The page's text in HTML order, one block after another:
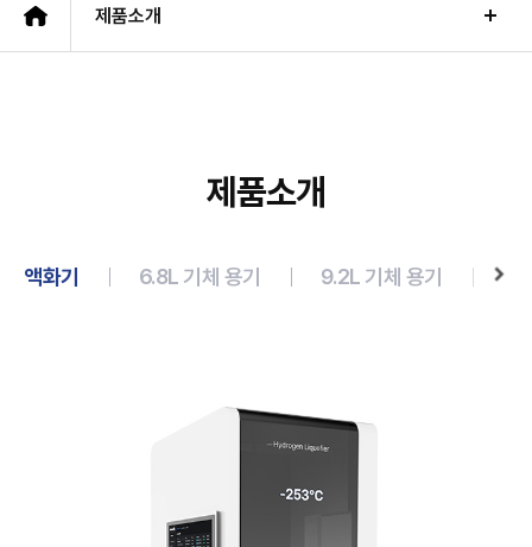
제품소개
제품소개
액화기 6.8L 기체 용기 9.2L 기체 용기 6L